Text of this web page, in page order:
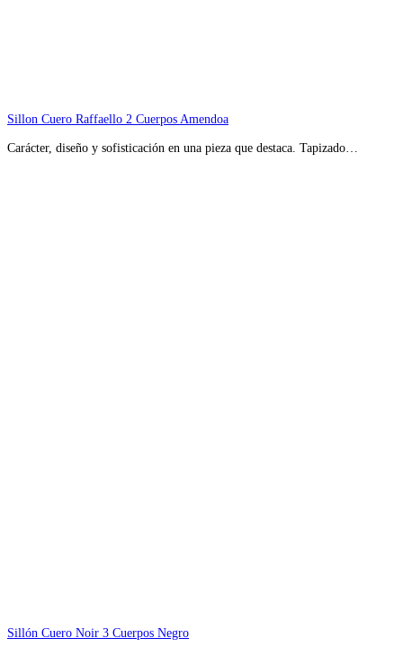
Sillon Cuero Raffaello 2 Cuerpos Amendoa
Carácter, diseño y sofisticación en una pieza que destaca. Tapizado…
Sillón Cuero Noir 3 Cuerpos Negro